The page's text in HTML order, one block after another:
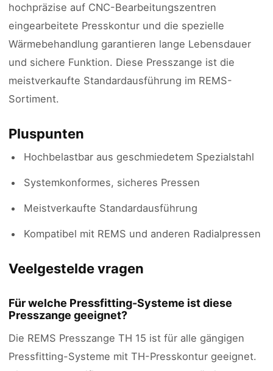
hochpräzise auf CNC-Bearbeitungszentren
eingearbeitete Presskontur und die spezielle
Wärmebehandlung garantieren lange Lebensdauer
und sichere Funktion. Diese Presszange ist die
meistverkaufte Standardausführung im REMS-
Sortiment.
Pluspunten
Hochbelastbar aus geschmiedetem Spezialstahl
Systemkonformes, sicheres Pressen
Meistverkaufte Standardausführung
Kompatibel mit REMS und anderen Radialpressen
Veelgestelde vragen
Für welche Pressfitting-Systeme ist diese
Presszange geeignet?
Die REMS Presszange TH 15 ist für alle gängigen
Pressfitting-Systeme mit TH-Presskontur geeignet.